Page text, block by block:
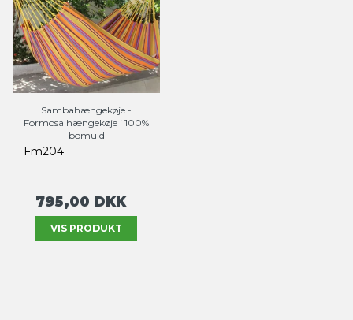
Sambahængekøje -
Formosa hængekøje i 100%
bomuld
Fm204
795,00 DKK
VIS PRODUKT